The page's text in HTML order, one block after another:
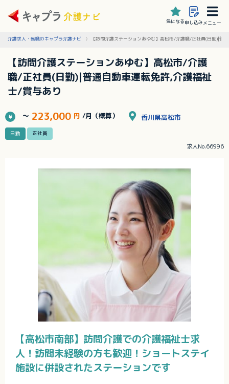
気になる申し込みメニュー
介護求人・転職のキャプラ介護ナビ 【訪問介護ステーションあゆむ】高松市/介護職/正社員(日勤)|普
【訪問介護ステーションあゆむ】高松市/介護
職/正社員(日勤)|普通自動車運転免許,介護福祉
士/賞与あり
～ 223,000 円 /月（概算） 香川県高松市
日勤 正社員
求人No.66996
【高松市南部】訪問介護での介護福祉士求
人！訪問未経験の方も歓迎！ショートステイ
施設に併設されたステーションです